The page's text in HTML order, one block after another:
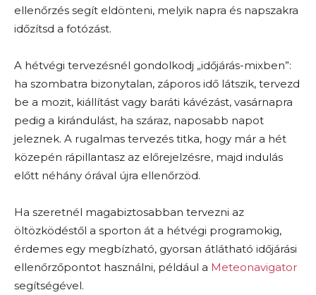
ellenőrzés segít eldönteni, melyik napra és napszakra
időzítsd a fotózást.
A hétvégi tervezésnél gondolkodj „időjárás-mixben”:
ha szombatra bizonytalan, záporos idő látszik, tervezd
be a mozit, kiállítást vagy baráti kávézást, vasárnapra
pedig a kirándulást, ha száraz, naposabb napot
jeleznek. A rugalmas tervezés titka, hogy már a hét
közepén rápillantasz az előrejelzésre, majd indulás
előtt néhány órával újra ellenőrzöd.
Ha szeretnél magabiztosabban tervezni az
öltözködéstől a sporton át a hétvégi programokig,
érdemes egy megbízható, gyorsan átlátható időjárási
ellenőrzőpontot használni, például a Meteonavigator
segítségével.